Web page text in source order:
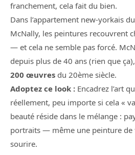
franchement, cela fait du bien.
Dans l’appartement new-yorkais
McNally, les peintures recouvrent
— et cela ne semble pas forcé.
depuis plus de 40 ans (rien que
200 œuvres du 20ème siècle.
Adoptez ce look : Encadrez l’art
réellement, peu importe si cela «
beauté réside dans le mélange :
portraits — même une peinture
sourire.